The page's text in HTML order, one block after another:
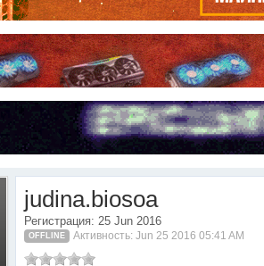
judina.biosoa
Регистрация: 25 Jun 2016
OFFLINE Активность: Jun 25 2016 05:41 AM